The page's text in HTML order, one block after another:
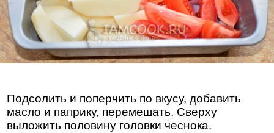
Подсолить и поперчить по вкусу, добавить
масло и паприку, перемешать. Сверху
выложить половину головки чеснока.